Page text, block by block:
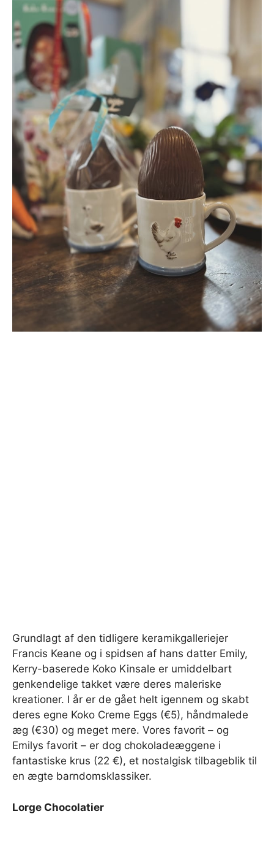
Grundlagt af den tidligere keramikgalleriejer
Francis Keane og i spidsen af ​​hans datter Emily,
Kerry-baserede Koko Kinsale er umiddelbart
genkendelige takket være deres maleriske
kreationer. I år er de gået helt igennem og skabt
deres egne Koko Creme Eggs (€5), håndmalede
æg (€30) og meget mere. Vores favorit – og
Emilys favorit – er dog chokoladeæggene i
fantastiske krus (22 €), et nostalgisk tilbageblik til
en ægte barndomsklassiker.
Lorge Chocolatier